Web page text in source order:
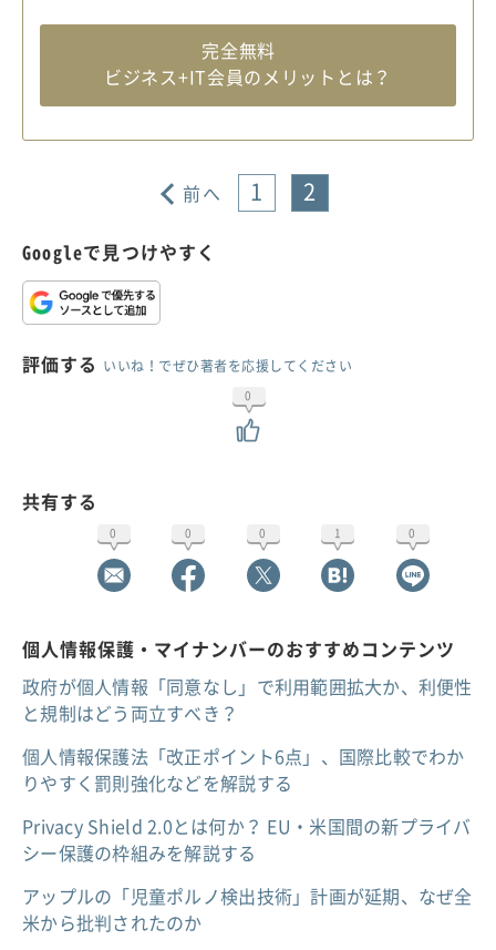
完全無料
ビジネス+IT会員のメリットとは？
前へ 1 2
Googleで見つけやすく
評価する いいね！でぜひ著者を応援してください
0
共有する
0 0 0 1 0
個人情報保護・マイナンバーのおすすめコンテンツ
政府が個人情報「同意なし」で利用範囲拡大か、利便性
と規制はどう両立すべき？
個人情報保護法「改正ポイント6点」、国際比較でわか
りやすく罰則強化などを解説する
Privacy Shield 2.0とは何か？ EU・米国間の新プライバ
シー保護の枠組みを解説する
アップルの「児童ポルノ検出技術」計画が延期、なぜ全
米から批判されたのか